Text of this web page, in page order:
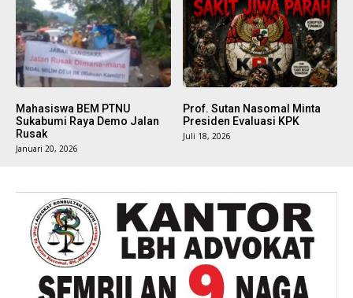
Mahasiswa BEM PTNU
Sukabumi Raya Demo Jalan
Rusak
Januari 20, 2026
Prof. Sutan Nasomal Minta
Presiden Evaluasi KPK
Juli 18, 2026